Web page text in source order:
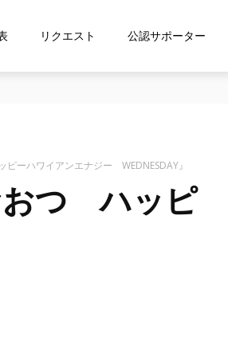
リクエスト 公認サポーター
おつ ポッドキャスト配信中！
ーハワイアンエナジー WEDNESDAY』
おつ ハッピ